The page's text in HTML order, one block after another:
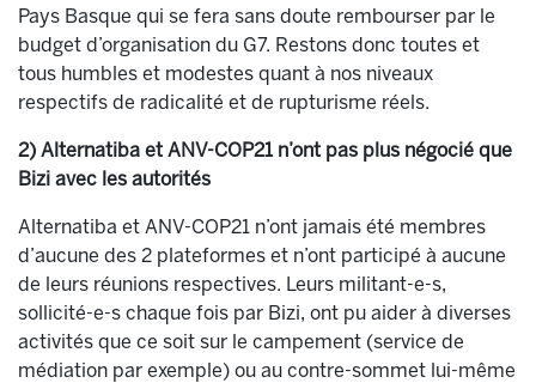
Pays Basque qui se fera sans doute rembourser par le
budget d’organisation du G7. Restons donc toutes et
tous humbles et modestes quant à nos niveaux
respectifs de radicalité et de rupturisme réels.
2) Alternatiba et ANV-COP21 n’ont pas plus négocié que
Bizi avec les autorités
Alternatiba et ANV-COP21 n’ont jamais été membres
d’aucune des 2 plateformes et n’ont participé à aucune
de leurs réunions respectives. Leurs militant-e-s,
sollicité-e-s chaque fois par Bizi, ont pu aider à diverses
activités que ce soit sur le campement (service de
médiation par exemple) ou au contre-sommet lui-même